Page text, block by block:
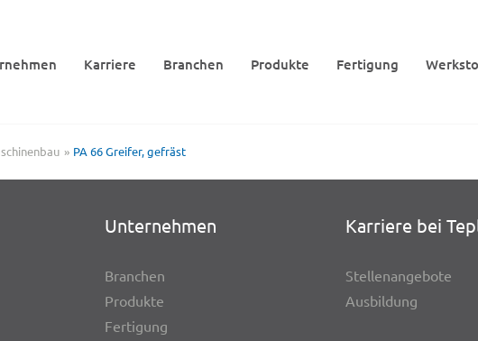
Karriere Bran­chen Produkte Ferti­gung
PA 66 Grei­fer, gefräst
Unter­neh­men
Bran­chen
Produkte
Ferti­gung
Karriere bei
Stel­len­an­ge­bote
Ausbil­dung